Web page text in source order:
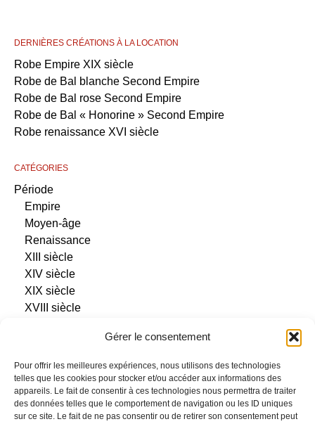
Gérer le consentement
Pour offrir les meilleures expériences, nous utilisons des technologies
telles que les cookies pour stocker et/ou accéder aux informations des
appareils. Le fait de consentir à ces technologies nous permettra de traiter
des données telles que le comportement de navigation ou les ID uniques
sur ce site. Le fait de ne pas consentir ou de retirer son consentement peut
DERNIÈRES CRÉATIONS À LA LOCATION
Robe Empire XIX siècle
Robe de Bal blanche Second Empire
Robe de Bal rose Second Empire
Robe de Bal « Honorine » Second Empire
Robe renaissance XVI siècle
CATÉGORIES
Période
Empire
Moyen-âge
Renaissance
XIII siècle
XIV siècle
XIX siècle
XVIII siècle
Homme